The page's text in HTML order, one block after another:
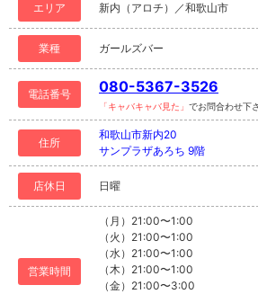
エリア 新内（アロチ）／和歌山市
業種 ガールズバー
電話番号 080-5367-3526
「キャバキャバ見た」 でお問合わせ下
住所
和歌山市新内20
サンプラザあろち 9階
店休日 日曜
営業時間
（月）21:00〜1:00
（火）21:00〜1:00
（水）21:00〜1:00
（木）21:00〜1:00
（金）21:00〜3:00